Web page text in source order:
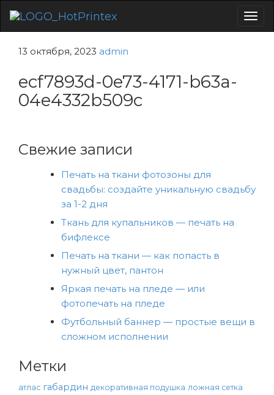
13 октября, 2023 admin
ecf7893d-0e73-4171-b63a-
04e4332b509c
Свежие записи
Печать на ткани фотозоны для
свадьбы: создайте уникальную свадьбу
за 1-2 дня
Ткань для купальников — печать на
бифлексе
Печать на ткани — как попасть в
нужный цвет, пантон
Яркая печать на пледе — или
фотопечать на пледе
Футбольный баннер — простые вещи в
сложном исполнении
Метки
атлас габардин декоративная подушка ложная сетка